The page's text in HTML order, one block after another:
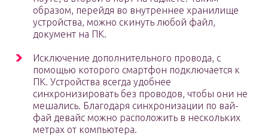
образом, перейдя во внутреннее хранилище
устройства, можно скинуть любой файл,
документ на ПК.
Исключение дополнительного провода, с
помощью которого смартфон подключается к
ПК. Устройства всегда удобнее
синхронизировать без проводов, чтобы они не
мешались. Благодаря синхронизации по вай-
фай девайс можно расположить в нескольких
метрах от компьютера.